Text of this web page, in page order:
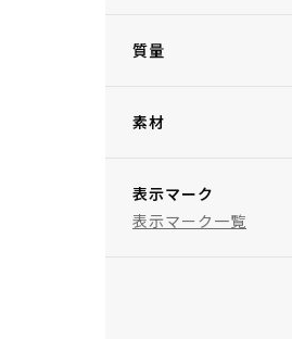
質量
素材
表示マーク
表示マーク一覧